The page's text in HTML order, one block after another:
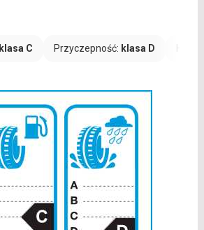
klasa C Przyczepność: klasa D